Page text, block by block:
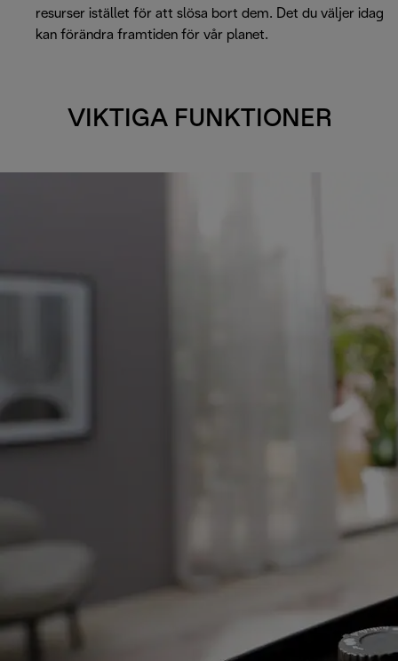
resurser istället för att slösa bort dem. Det du väljer idag
kan förändra framtiden för vår planet.
VIKTIGA FUNKTIONER